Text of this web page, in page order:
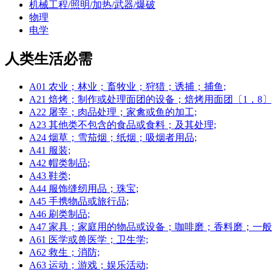
机械工程/照明/加热/武器/爆破
物理
电学
人类生活必需
A01 农业；林业；畜牧业；狩猎；诱捕；捕鱼;
A21 焙烤；制作或处理面团的设备；焙烤用面团〔1，8
A22 屠宰；肉品处理；家禽或鱼的加工;
A23 其他类不包含的食品或食料；及其处理;
A24 烟草；雪茄烟；纸烟；吸烟者用品;
A41 服装;
A42 帽类制品;
A43 鞋类;
A44 服饰缝纫用品；珠宝;
A45 手携物品或旅行品;
A46 刷类制品;
A47 家具；家庭用的物品或设备；咖啡磨；香料磨；一
A61 医学或兽医学；卫生学;
A62 救生；消防;
A63 运动；游戏；娱乐活动;